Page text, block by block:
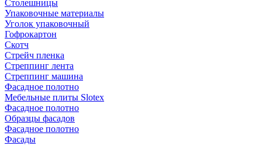
Столешницы
Упаковочные материалы
Уголок упаковочный
Гофрокартон
Скотч
Стрейч пленка
Стреппинг лента
Стреппинг машина
Фасадное полотно
Мебельные плиты Slotex
Фасадное полотно
Образцы фасадов
Фасадное полотно
Фасады